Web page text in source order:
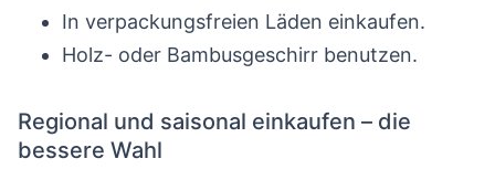
In verpackungsfreien Läden einkaufen.
Holz- oder Bambusgeschirr benutzen.
Regional und saisonal einkaufen – die
bessere Wahl